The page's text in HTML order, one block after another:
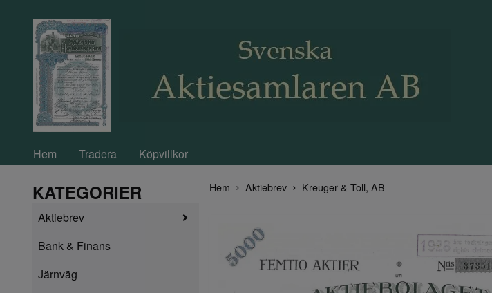
Hem Tradera Köpvillkor
KATEGORIER
Aktiebrev
Bank & Finans
Järnväg
Hem Aktiebrev Kreuger & Toll, AB